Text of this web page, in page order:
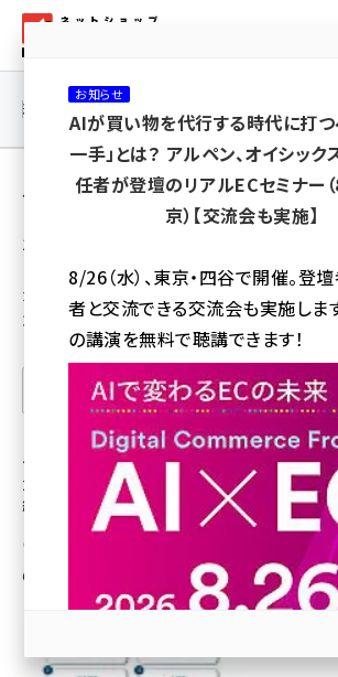
ン
ネットショップ担当者
yahoo (1901)
楽天 (1871)
アスクル (1119)
base (1077)
ビィ・フォアード (773)
revico (740)
連載・特集 |
人材・教育 の 記事（人気順）
100記事
カテゴリ：人材・教育
並び順：人気順
表示記事を絞り込む
ヤマダHDとエディオンが経営統合、売上高約
2.5兆円規模の小売業が誕生へ。「全国配送
網」「PB開発」の強化などを検討
6月9日 7:30
お知らせ
AIが買い物を代行する時代に打つ
一手」とは？ アルペン、オイシック
任者が登壇のリアルECセミナー
京）【交流会も実施】
8/26（水）、東京・四谷で開催。登
者と交流できる交流会も実施しま
の講演を無料で聴講できます！